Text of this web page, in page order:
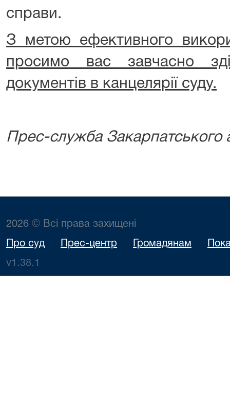
справи.
З метою ефективного
просимо вас завчасно
документів в канцелярії суду.
Прес-служба Закарпатського
2026 © Всі права захищені
Про суд Прес-центр Громадянам
v1.38.1